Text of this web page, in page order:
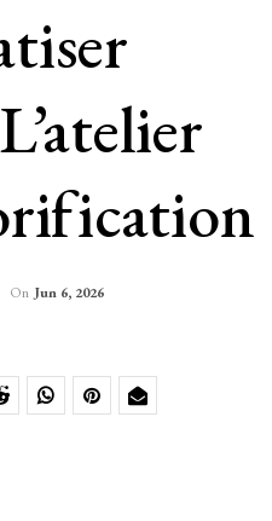
On Jun 6, 2026